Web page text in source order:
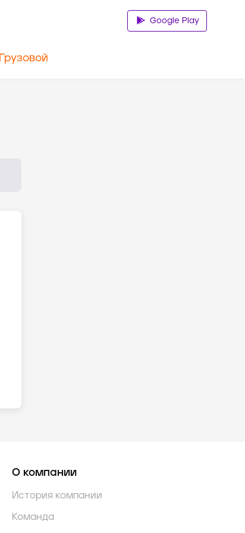
Google Play
О компании
История компании
Команда